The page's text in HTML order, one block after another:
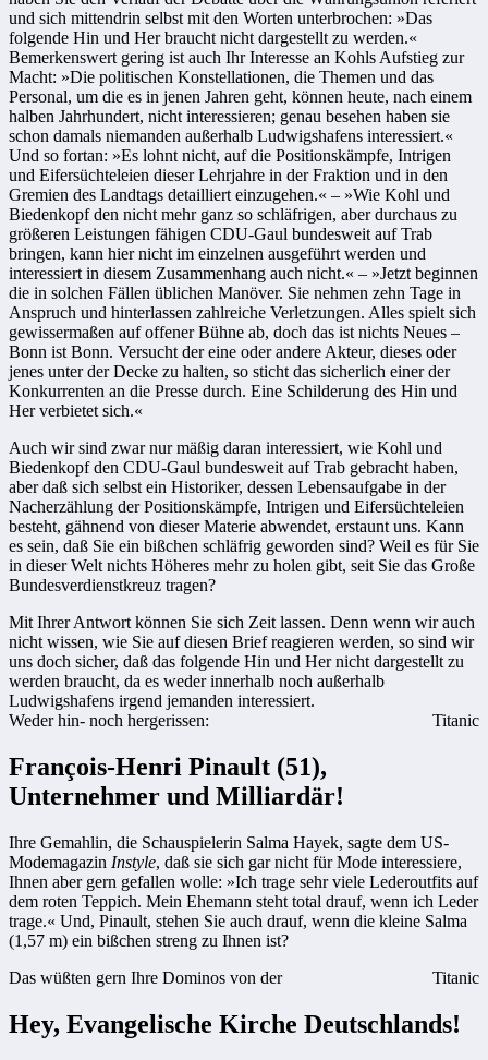
und sich mittendrin selbst mit den Worten unterbrochen: »Das
folgende Hin und Her braucht nicht dargestellt zu werden.«
Bemerkenswert gering ist auch Ihr Interesse an Kohls Aufstieg zur
Macht: »Die politischen Konstellationen, die Themen und das
Personal, um die es in jenen Jahren geht, können heute, nach einem
halben Jahrhundert, nicht interessieren; genau besehen haben sie
schon damals niemanden außerhalb Ludwigshafens interessiert.«
Und so fortan: »Es lohnt nicht, auf die Positionskämpfe, Intrigen
und Eifersüchteleien dieser Lehrjahre in der Fraktion und in den
Gremien des Landtags detailliert einzugehen.« – »Wie Kohl und
Biedenkopf den nicht mehr ganz so schläfrigen, aber durchaus zu
größeren Leistungen fähigen CDU-Gaul bundesweit auf Trab
bringen, kann hier nicht im einzelnen ausgeführt werden und
interessiert in diesem Zusammenhang auch nicht.« – »Jetzt beginnen
die in solchen Fällen üblichen Manöver. Sie nehmen zehn Tage in
Anspruch und hinterlassen zahlreiche Verletzungen. Alles spielt sich
gewissermaßen auf offener Bühne ab, doch das ist nichts Neues –
Bonn ist Bonn. Versucht der eine oder andere Akteur, dieses oder
jenes unter der Decke zu halten, so sticht das sicherlich einer der
Konkurrenten an die Presse durch. Eine Schilderung des Hin und
Her verbietet sich.«
Auch wir sind zwar nur mäßig daran interessiert, wie Kohl und
Biedenkopf den CDU-Gaul bundesweit auf Trab gebracht haben,
aber daß sich selbst ein Historiker, dessen Lebensaufgabe in der
Nacherzählung der Positionskämpfe, Intrigen und Eifersüchteleien
besteht, gähnend von dieser Materie abwendet, erstaunt uns. Kann
es sein, daß Sie ein bißchen schläfrig geworden sind? Weil es für Sie
in dieser Welt nichts Höheres mehr zu holen gibt, seit Sie das Große
Bundesverdienstkreuz tragen?
Mit Ihrer Antwort können Sie sich Zeit lassen. Denn wenn wir auch
nicht wissen, wie Sie auf diesen Brief reagieren werden, so sind wir
uns doch sicher, daß das folgende Hin und Her nicht dargestellt zu
werden braucht, da es weder innerhalb noch außerhalb
Ludwigshafens irgend jemanden interessiert.
Weder hin- noch hergerissen:
Titanic
François-Henri Pinault (51),
Unternehmer und Milliardär!
Ihre Gemahlin, die Schauspielerin Salma Hayek, sagte dem US-
Modemagazin Instyle, daß sie sich gar nicht für Mode interessiere,
Ihnen aber gern gefallen wolle: »Ich trage sehr viele Lederoutfits auf
dem roten Teppich. Mein Ehemann steht total drauf, wenn ich Leder
trage.« Und, Pinault, stehen Sie auch drauf, wenn die kleine Salma
(1,57 m) ein bißchen streng zu Ihnen ist?
Das wüßten gern Ihre Dominos von der
Titanic
Hey, Evangelische Kirche Deutschlands!